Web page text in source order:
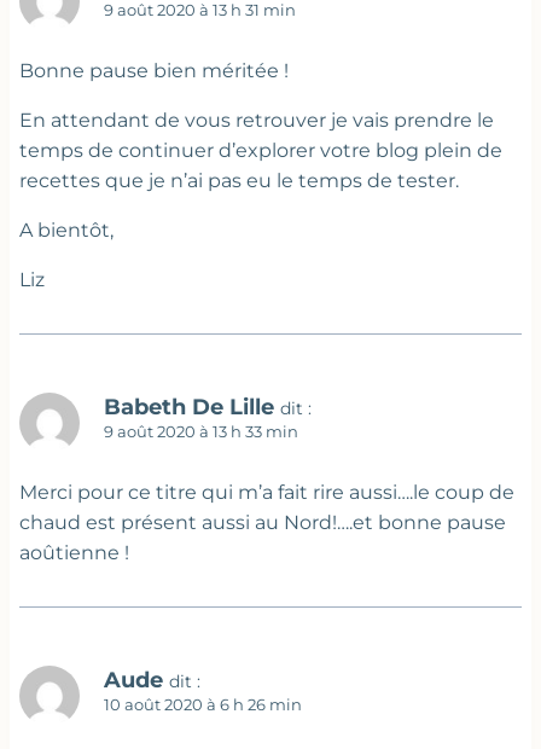
9 août 2020 à 13 h 31 min
Bonne pause bien méritée !
En attendant de vous retrouver je vais prendre le
temps de continuer d’explorer votre blog plein de
recettes que je n’ai pas eu le temps de tester.
A bientôt,
Liz
Babeth De Lille dit :
9 août 2020 à 13 h 33 min
Merci pour ce titre qui m’a fait rire aussi….le coup de
chaud est présent aussi au Nord!….et bonne pause
aoûtienne !
Aude dit :
10 août 2020 à 6 h 26 min